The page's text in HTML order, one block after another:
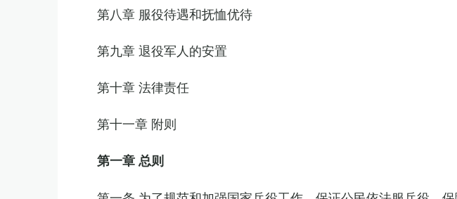
第八章 服役待遇和抚恤优待
第九章 退役军人的安置
第十章 法律责任
第十一章 附则
第一章 总则